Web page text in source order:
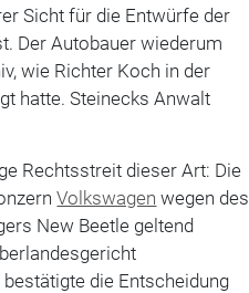
Sicht für die Entwürfe der
Der Autobauer wiederum
wie Richter Koch in der
hatte. Steinecks Anwalt
Rechtsstreit dieser Art: Die
Volkswagen wegen des
New Beetle geltend
die Entscheidung